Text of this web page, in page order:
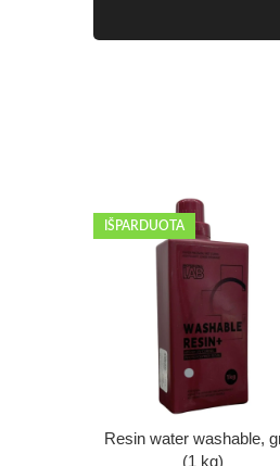
IŠPARDUOTA
Resin water washable,
(1 kg)